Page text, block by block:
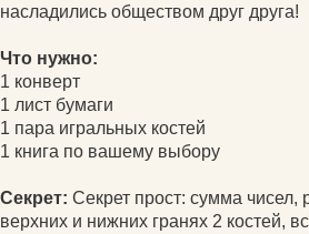
насладились обществом друг друга!
Что нужно:
1 конверт
1 лист бумаги
1 пара игральных костей
1 книга по вашему выбору
Секрет: Секрет прост: сумма чисел,
верхних и нижних гранях 2 костей,